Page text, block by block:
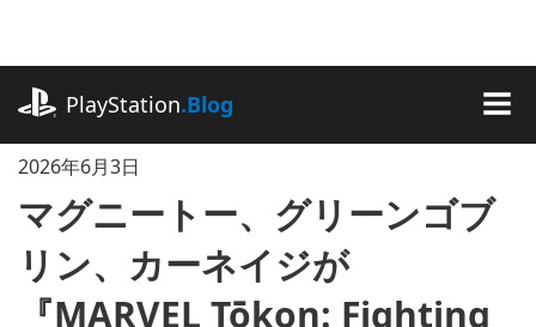
に
ッ
PlayStation.Blog
2026年6月3日
マグニートー、グリーンゴブ
リン、カーネイジが
『MARVEL Tōkon: Fighting